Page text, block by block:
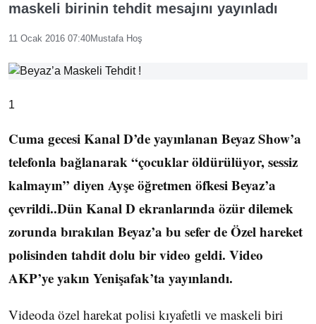
maskeli birinin tehdit mesajını yayınladı
11 Ocak 2016 07:40Mustafa Hoş
1
Cuma gecesi Kanal D’de yayınlanan Beyaz Show’a
telefonla bağlanarak “çocuklar öldürülüyor, sessiz
kalmayın” diyen Ayşe öğretmen öfkesi Beyaz’a
çevrildi..Dün Kanal D ekranlarında özür dilemek
zorunda bırakılan Beyaz’a bu sefer de Özel hareket
polisinden tahdit dolu bir video geldi. Video
AKP’ye yakın Yenişafak’ta yayınlandı.
Videoda özel harekat polisi kıyafetli ve maskeli biri